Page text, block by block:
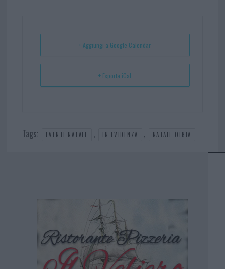
t p
+ Aggiungi a Google Calendar
+ Esporta iCal
Tags: EVENTI NATALE , IN EVIDENZA , NATALE OLBIA